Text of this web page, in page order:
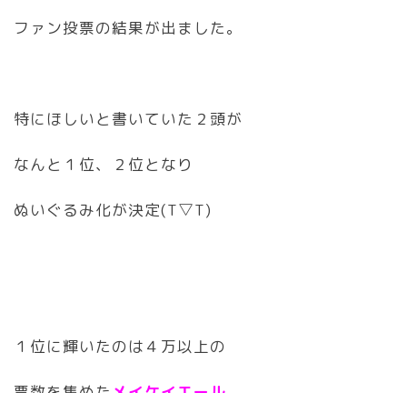
ファン投票の結果が出ました。
特にほしいと書いていた２頭が
なんと１位、２位となり
ぬいぐるみ化が決定(T▽T)
１位に輝いたのは４万以上の